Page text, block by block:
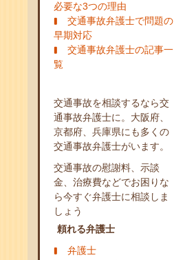
必要な3つの理由
交通事故弁護士で問題の
早期対応
交通事故弁護士の記事一
覧
交通事故を相談するなら交
通事故弁護士に。大阪府、
京都府、兵庫県にも多くの
交通事故弁護士がいます。
交通事故の慰謝料、示談
金、治療費などでお困りな
ら今すぐ弁護士に相談しま
しょう
頼れる弁護士
弁護士